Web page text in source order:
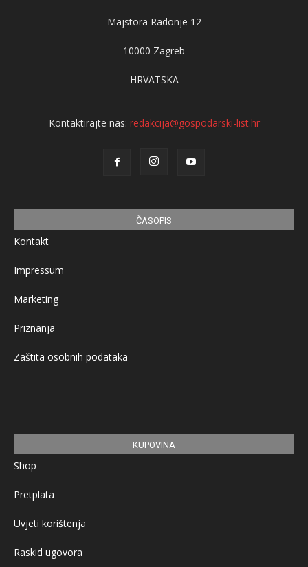
Majstora Radonje 12
10000 Zagreb
HRVATSKA
Kontaktirajte nas: redakcija@gospodarski-list.hr
ČASOPIS
Kontakt
Impressum
Marketing
Priznanja
Zaštita osobnih podataka
KUPOVINA
Shop
Pretplata
Uvjeti korištenja
Raskid ugovora